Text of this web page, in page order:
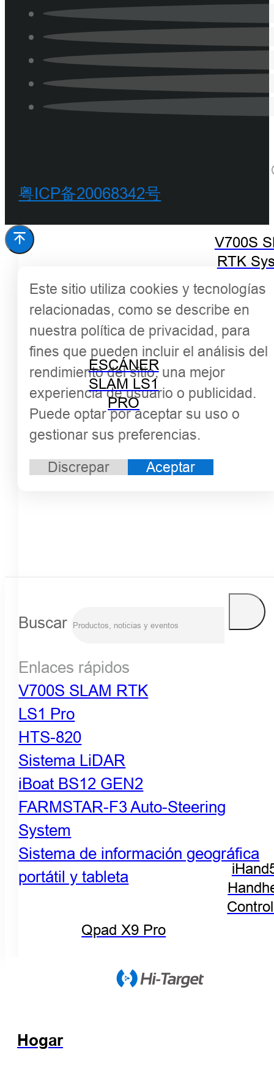
ESCÁNER
SLAM LS1
PRO
V700S
RTK
Qpad X9 Pro
粤ICP备20068342号
Este sitio utiliza cookies y tecnologías
relacionadas, como se describe en
nuestra política de privacidad, para
fines que pueden incluir el análisis del
rendimiento del sitio, una mejor
experiencia de usuario o publicidad.
Puede optar por aceptar su uso o
gestionar sus preferencias.
Discrepar Aceptar
Buscar
Enlaces rápidos
V700S SLAM RTK
LS1 Pro
HTS-820
Sistema LiDAR
iBoat BS12 GEN2
FARMSTAR-F3 Auto-Steering
System
Sistema de información geográfica
portátil y tableta
Hogar